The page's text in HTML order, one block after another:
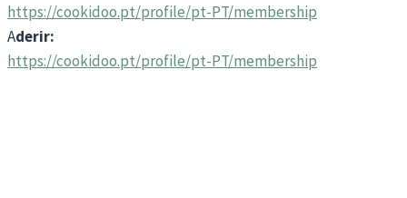
https://cookidoo.pt/profile/pt-PT/membership
Aderir:
https://cookidoo.pt/profile/pt-PT/membership